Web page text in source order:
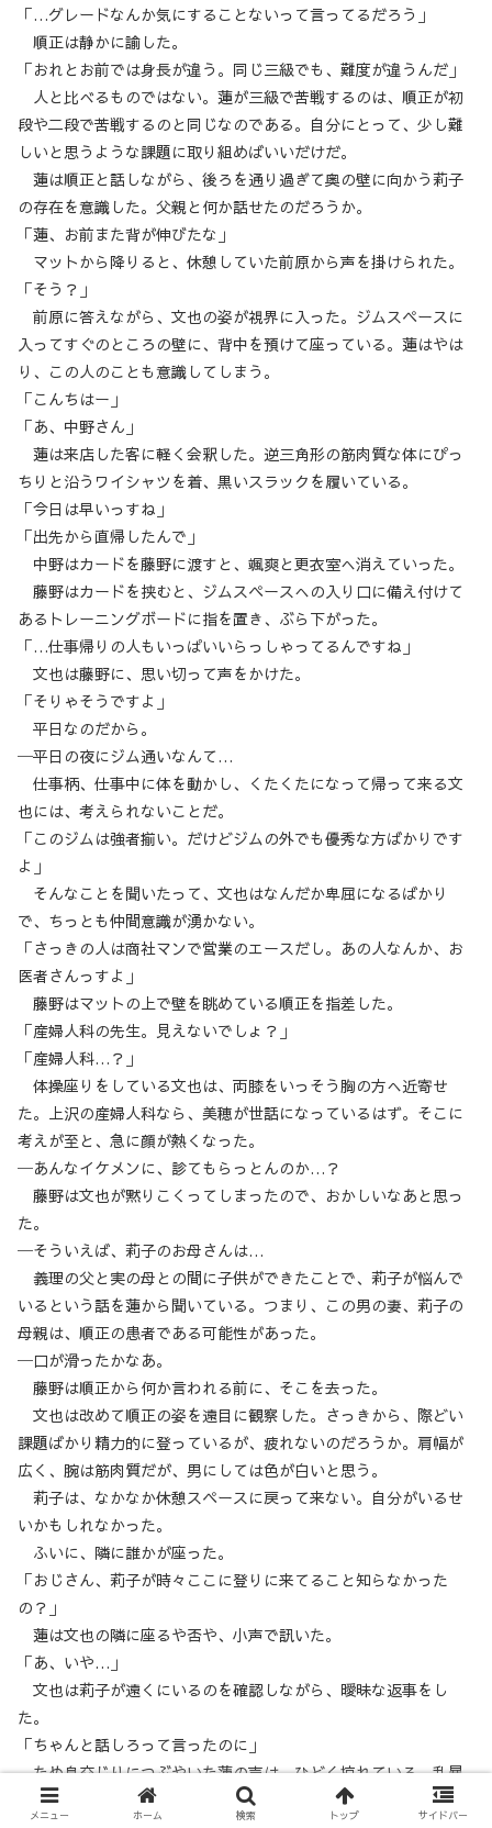
「…グレードなんか気にすることないって言ってるだろう」
順正は静かに諭した。
「おれとお前では身長が違う。同じ三級でも、難度が違うんだ」
人と比べるものではない。蓮が三級で苦戦するのは、順正が初
段や二段で苦戦するのと同じなのである。自分にとって、少し難
しいと思うような課題に取り組めばいいだけだ。
蓮は順正と話しながら、後ろを通り過ぎて奥の壁に向かう莉子
の存在を意識した。父親と何か話せたのだろうか。
「蓮、お前また背が伸びたな」
マットから降りると、休憩していた前原から声を掛けられた。
「そう？」
前原に答えながら、文也の姿が視界に入った。ジムスペースに
入ってすぐのところの壁に、背中を預けて座っている。蓮はやは
り、この人のことも意識してしまう。
「こんちはー」
「あ、中野さん」
蓮は来店した客に軽く会釈した。逆三角形の筋肉質な体にぴっ
ちりと沿うワイシャツを着、黒いスラックを履いている。
「今日は早いっすね」
「出先から直帰したんで」
中野はカードを藤野に渡すと、颯爽と更衣室へ消えていった。
藤野はカードを挟むと、ジムスペースへの入り口に備え付けて
あるトレーニングボードに指を置き、ぶら下がった。
「…仕事帰りの人もいっぱいいらっしゃってるんですね」
文也は藤野に、思い切って声をかけた。
「そりゃそうですよ」
平日なのだから。
─平日の夜にジム通いなんて…
仕事柄、仕事中に体を動かし、くたくたになって帰って来る文
也には、考えられないことだ。
「このジムは強者揃い。だけどジムの外でも優秀な方ばかりです
よ」
そんなことを聞いたって、文也はなんだか卑屈になるばかり
で、ちっとも仲間意識が湧かない。
「さっきの人は商社マンで営業のエースだし。あの人なんか、お
医者さんっすよ」
藤野はマットの上で壁を眺めている順正を指差した。
「産婦人科の先生。見えないでしょ？」
「産婦人科…？」
体操座りをしている文也は、両膝をいっそう胸の方へ近寄せ
た。上沢の産婦人科なら、美穂が世話になっているはず。そこに
考えが至と、急に顔が熱くなった。
─あんなイケメンに、診てもらっとんのか…？
藤野は文也が黙りこくってしまったので、おかしいなあと思っ
た。
─そういえば、莉子のお母さんは…
義理の父と実の母との間に子供ができたことで、莉子が悩んで
いるという話を蓮から聞いている。つまり、この男の妻、莉子の
母親は、順正の患者である可能性があった。
─口が滑ったかなあ。
藤野は順正から何か言われる前に、そこを去った。
文也は改めて順正の姿を遠目に観察した。さっきから、際どい
課題ばかり精力的に登っているが、疲れないのだろうか。肩幅が
広く、腕は筋肉質だが、男にしては色が白いと思う。
莉子は、なかなか休憩スペースに戻って来ない。自分がいるせ
いかもしれなかった。
ふいに、隣に誰かが座った。
「おじさん、莉子が時々ここに登りに来てること知らなかった
の？」
蓮は文也の隣に座るや否や、小声で訊いた。
「あ、いや…」
文也は莉子が遠くにいるのを確認しながら、曖昧な返事をし
た。
「ちゃんと話しろって言ったのに」
ため息交じりにつぶやいた蓮の声は、ひどく掠れている。乱暴
な言い方だったが、幸運なことに、文也の頭の中は今他のことで
メニュー ホーム 検索 トップ サイドバー